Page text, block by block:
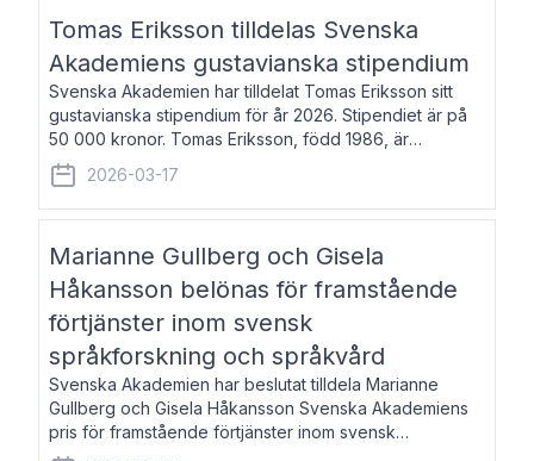
Tomas Eriksson tilldelas Svenska
Akademiens gustavianska stipendium
Svenska Akademien har tilldelat Tomas Eriksson sitt
gustavianska stipendium för år 2026. Stipendiet är på
50 000 kronor. Tomas Eriksson, född 1986, är
projektledare inom marknadsföring och författare och
utkom i fjol med boken Syndabocken.
2026-03-17
Marianne Gullberg och Gisela
Håkansson belönas för framstående
förtjänster inom svensk
språkforskning och språkvård
Svenska Akademien har beslutat tilldela Marianne
Gullberg och Gisela Håkansson Svenska Akademiens
pris för framstående förtjänster inom svensk
språkforskning och språkvård till minne av Carl Gabriel